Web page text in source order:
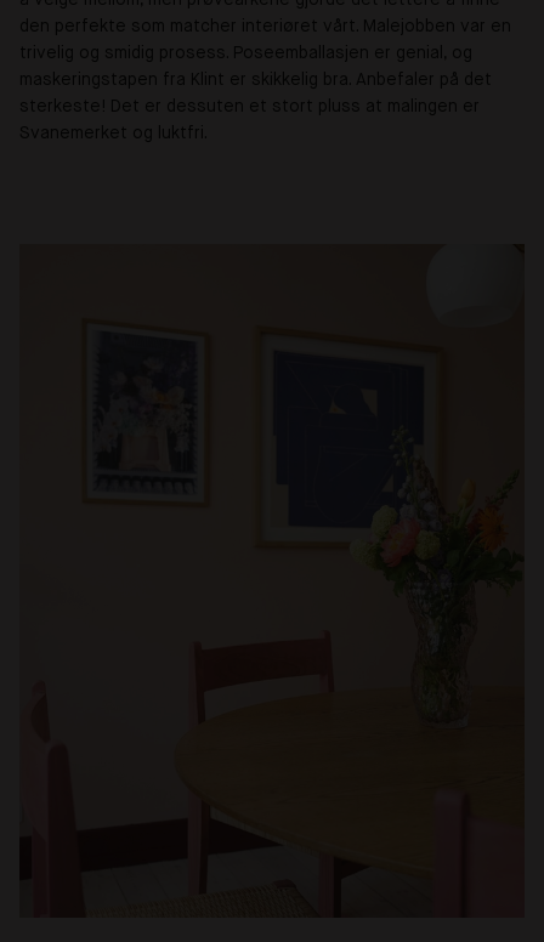
den perfekte som matcher interiøret vårt. Malejobben var en
trivelig og smidig prosess. Poseemballasjen er genial, og
maskeringstapen fra Klint er skikkelig bra. Anbefaler på det
sterkeste! Det er dessuten et stort pluss at malingen er
Svanemerket og luktfri.